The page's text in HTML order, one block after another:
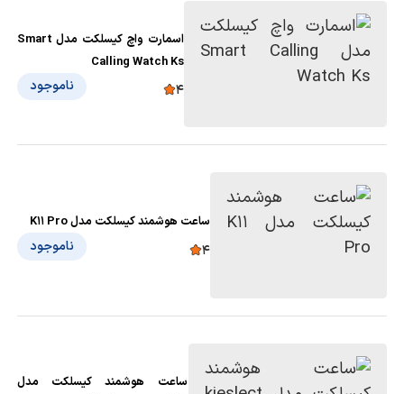
اسمارت واچ کیسلکت مدل Smart
Calling Watch Ks
4 ناموجود
ساعت هوشمند کیسلکت مدل K11 Pro
4 ناموجود
ساعت هوشمند کیسلکت مدل